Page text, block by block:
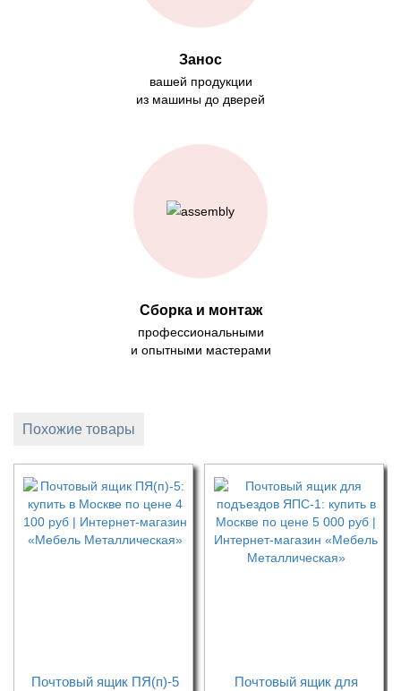
Занос
вашей продукции
из машины до дверей
Сборка и монтаж
профессиональными
и опытными мастерами
Похожие товары
Почтовый ящик ПЯ(п)-5
Почтовый ящик для